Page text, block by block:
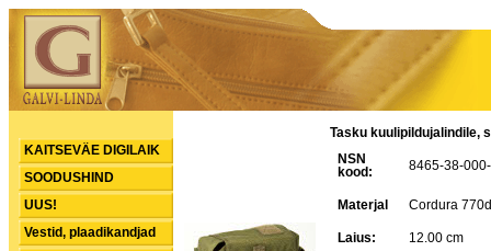
KAITSEVÄE DIGILAIK
SOODUSHIND
UUS!
Vestid, plaadikandjad
Tasku kuulipildujalindile,
NSN
kood:
8465-38-
Materjal Cordura
Laius: 12.00 cm